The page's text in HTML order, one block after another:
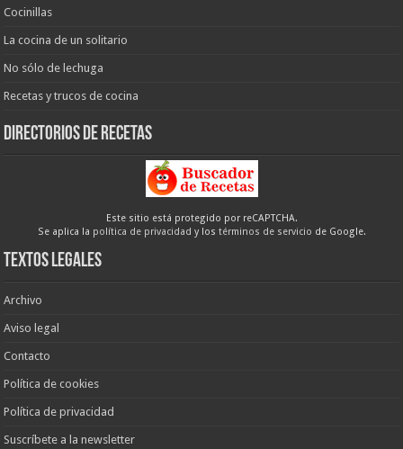
Cocinillas
La cocina de un solitario
No sólo de lechuga
Recetas y trucos de cocina
Directorios de recetas
Este sitio está protegido por reCAPTCHA.
Se aplica la política de privacidad y los términos de servicio de Google.
Textos legales
Archivo
Aviso legal
Contacto
Política de cookies
Política de privacidad
Suscríbete a la newsletter